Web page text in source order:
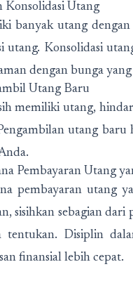
Konsolidasi Utang
banyak utang
utang. Konsolidasi
dengan bunga
Utang Baru
memiliki utang,
utang baru
Pembayaran Utang
pembayaran utang
sisihkan sebagian
tentukan. Disiplin
finansial lebih cepat.